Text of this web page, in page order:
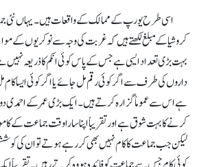
اسی طرح یورپ کے ممالک کے واقعات ہیں۔ یہاں نئی
کروشیا کے مبلغ لکھتے ہیں کہ غربت کی وجہ سے نوکریوں کے
بہت بڑی تعداد ایسی ہے جس کے پاس کوئی انکم کا ذریعہ نہیں
داروں کی طرف سے اگر کوئی رقم مل جائے یا اگر کوئی ایسا کام
ہے اس سے عموماً گزارہ کرتے ہیں۔ ایک بڑی عمر کے احمدی
کرنے کا بہت شوق ہے اور تقریباً اپنا سارا وقت جماعت
لیکن جب جماعت کا کام نہیں بھی کر رہے ہوتے تو ان کی